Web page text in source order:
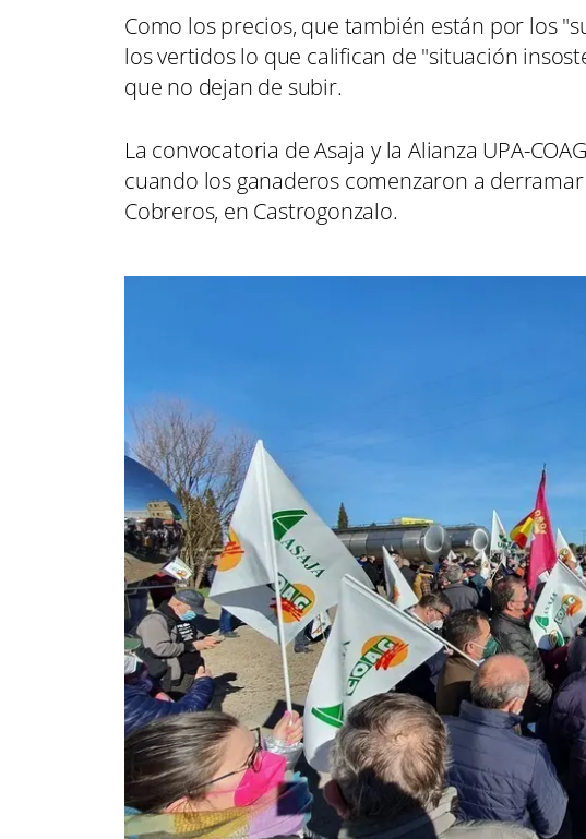
Como los precios, que también están por los
los vertidos lo que califican de "situación
que no dejan de subir.
La convocatoria de Asaja y la Alianza UPA-
cuando los ganaderos comenzaron a
Cobreros, en Castrogonzalo.